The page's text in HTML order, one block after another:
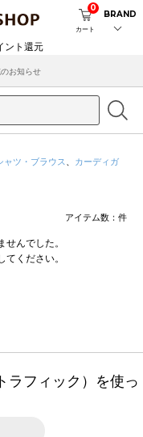
カート
0
BRAND
お知らせ
ャツ・ブラウス
カーディガ
アイテム数： 件
んでした。
ください。
ラフィック）を使っ